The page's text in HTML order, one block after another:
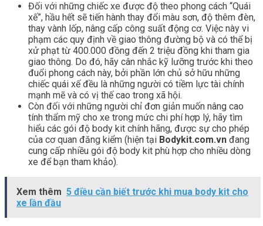
Đối với những chiếc xe được độ theo phong cách “Quái
xế”, hầu hết sẽ tiến hành thay đổi màu sơn, độ thêm đèn,
thay vành lốp, nâng cấp công suất động cơ. Việc này vi
phạm các quy định về giao thông đường bộ và có thể bị
xử phạt từ 400.000 đồng đến 2 triệu đồng khi tham gia
giao thông. Do đó, hãy cân nhắc kỹ lưỡng trước khi theo
đuổi phong cách này, bởi phần lớn chủ sở hữu những
chiếc quái xế đều là những người có tiềm lực tài chính
mạnh mẽ và có vị thế cao trong xã hội.
Còn đối với những người chỉ đơn giản muốn nâng cao
tính thẩm mỹ cho xe trong mức chi phí hợp lý, hãy tìm
hiểu các gói độ body kit chính hãng, được sự cho phép
của cơ quan đăng kiểm (hiện tại Bodykit.com.vn đang
cung cấp nhiều gói độ body kit phù hợp cho nhiều dòng
xe để bạn tham khảo).
Xem thêm 5 điều cần biết trước khi mua body kit cho
xe lần đầu